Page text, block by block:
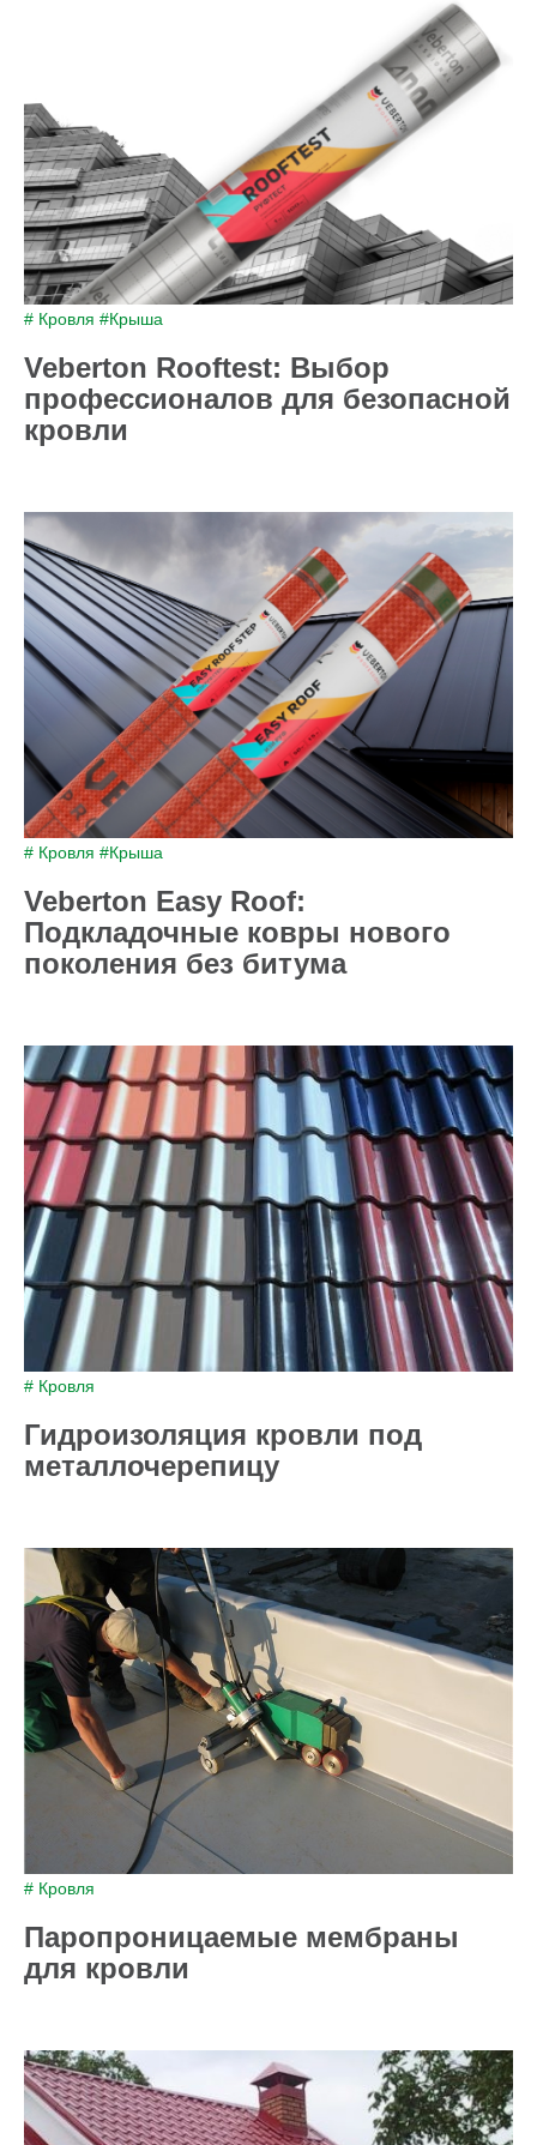
# Кровля #Крыша
Veberton Rooftest: Выбор
профессионалов для безопасной
кровли
# Кровля #Крыша
Veberton Easy Roof:
Подкладочные ковры нового
поколения без битума
# Кровля
Гидроизоляция кровли под
металлочерепицу
# Кровля
Паропроницаемые мембраны
для кровли